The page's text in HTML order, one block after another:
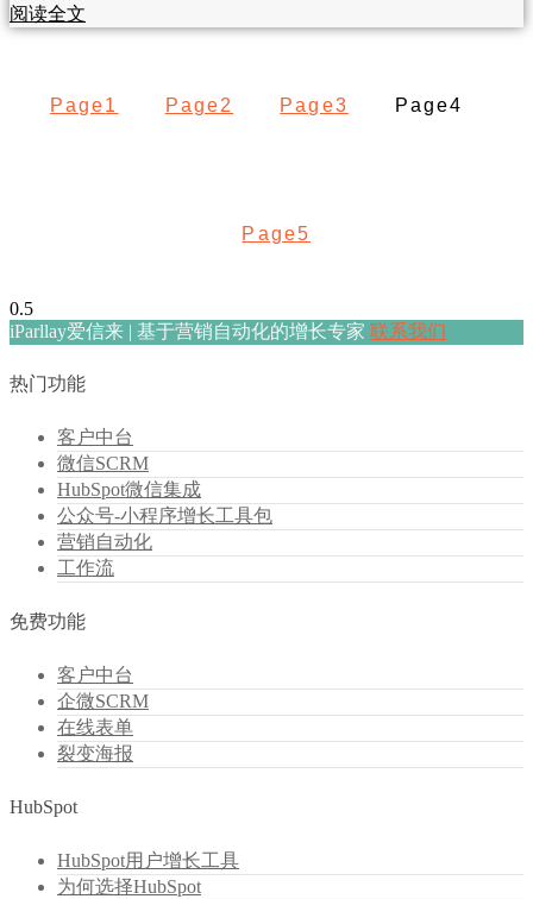
阅读全文
Page1 Page2 Page3 Page4
Page5
iParllay爱信来 | 基于营销自动化的增长专家 联系我们
热门功能
客户中台
微信SCRM
HubSpot微信集成
公众号-小程序增长工具包
营销自动化
工作流
免费功能
客户中台
企微SCRM
在线表单
裂变海报
HubSpot
HubSpot用户增长工具
为何选择HubSpot